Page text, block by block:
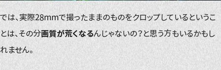
では、実際28mmで撮ったままのものをクロップしているというこ
とは、その分画質が荒くなるんじゃないの？と思う方もいるかもし
れません。